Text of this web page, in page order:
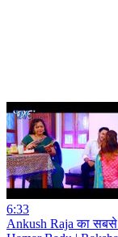
6:33
Ankush Raja का सबसे